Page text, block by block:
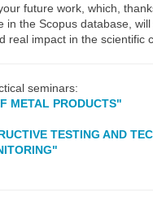
future work, which,
in the Scopus database, will
real impact in the scientific
seminars:
METAL PRODUCTS"
TESTING AND